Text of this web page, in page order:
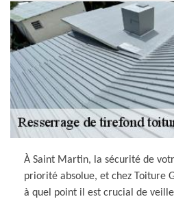
À Saint Martin, la sécurité de
priorité absolue, et chez Toiture
à quel point il est crucial de